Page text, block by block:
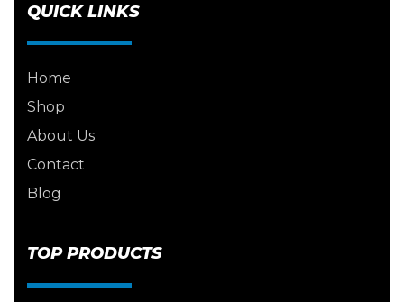
QUICK LINKS
Home
Shop
About Us
Contact
Blog
TOP PRODUCTS